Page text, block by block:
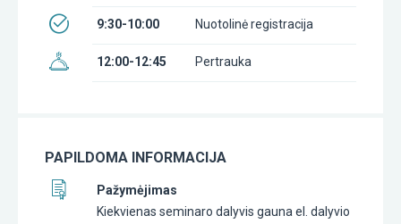
9:30-10:00 Nuotolinė registracija
12:00-12:45 Pertrauka
PAPILDOMA INFORMACIJA
Pažymėjimas
Kiekvienas seminaro dalyvis gauna el. dalyvio